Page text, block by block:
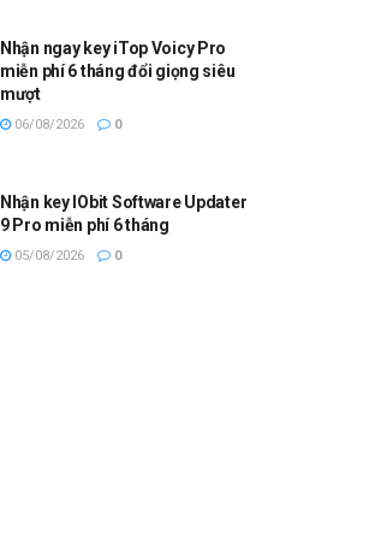
Nhận ngay key iTop Voicy Pro
miễn phí 6 tháng đổi giọng siêu
mượt
06/08/2026 0
Nhận key IObit Software Updater
9 Pro miễn phí 6 tháng
05/08/2026 0